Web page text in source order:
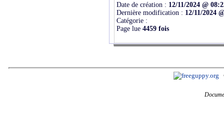
Date de création : 12/11/2024 @
Dernière modification : 12/11/2024
Catégorie :
Page lue 4459 fois